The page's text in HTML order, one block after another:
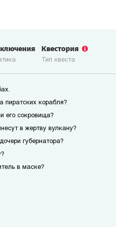
Тип квеста
Квестория
пиратских корабля?
его сокровища?
в жертву вулкану?
губернатора?
в маске?